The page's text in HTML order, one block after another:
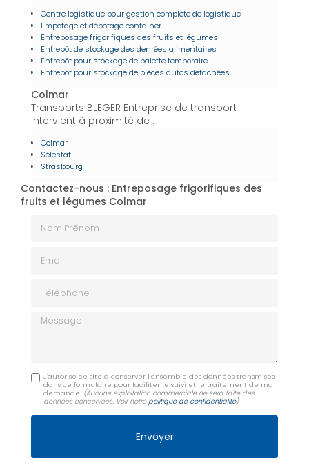
Centre logistique pour gestion complète de logistique
Empotage et dépotage container
Entreposage frigorifiques des fruits et légumes
Entrepôt de stockage des denrées alimentaires
Entrepôt pour stockage de palette temporaire
Entrepôt pour stockage de pièces autos détachées
Colmar
Transports BLEGER Entreprise de transport
intervient à proximité de :
Colmar
Sélestat
Strasbourg
Contactez-nous : Entreposage frigorifiques des
fruits et légumes Colmar
Message
J'autorise ce site à conserver l'ensemble des données transmises
dans ce formulaire pour faciliter le suivi et le traitement de ma
demande. (Aucune exploitation commerciale ne sera faite des
données concervées. Voir notrepolitique de confidentialité)